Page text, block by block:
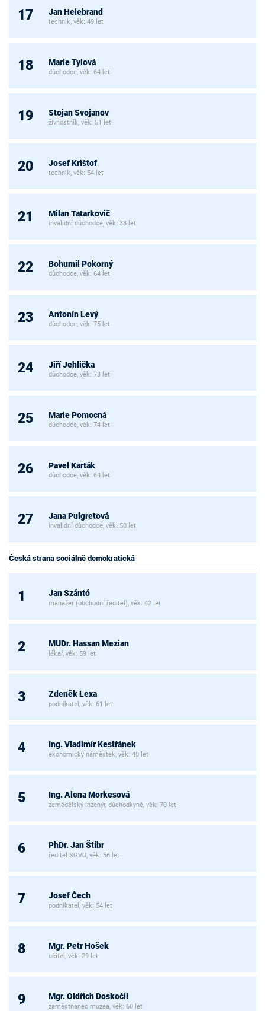
17 Jan Helebrand
technik, věk: 49 let
18 Marie Tylová
důchodce, věk: 64 let
19 Stojan Svojanov
živnostník, věk: 51 let
20 Josef Krištof
technik, věk: 54 let
21 Milan Tatarkovič
invalidní důchodce, věk: 38 let
22 Bohumil Pokorný
důchodce, věk: 64 let
23 Antonín Levý
důchodce, věk: 75 let
24 Jiří Jehlička
důchodce, věk: 73 let
25 Marie Pomocná
důchodce, věk: 74 let
26 Pavel Karták
důchodce, věk: 64 let
27 Jana Pulgretová
invalidní důchodce, věk: 50 let
Česká strana sociálně demokratická
1 Jan Szántó
manažer (obchodní ředitel), věk: 42 let
2 MUDr. Hassan Mezian
lékař, věk: 59 let
3 Zdeněk Lexa
podnikatel, věk: 61 let
4 Ing. Vladimír Kestřánek
ekonomický náměstek, věk: 40 let
5 Ing. Alena Morkesová
zemědělský inženýr, důchodkyně, věk: 70 let
6 PhDr. Jan Štíbr
ředitel SGVU, věk: 56 let
7 Josef Čech
podnikatel, věk: 54 let
8 Mgr. Petr Hošek
učitel, věk: 29 let
9 Mgr. Oldřich Doskočil
zaměstnanec muzea, věk: 60 let